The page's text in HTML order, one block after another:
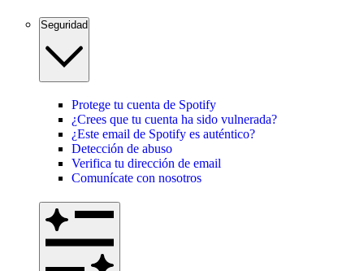
Seguridad
Protege tu cuenta de Spotify
¿Crees que tu cuenta ha sido vulnerada?
¿Este email de Spotify es auténtico?
Detección de abuso
Verifica tu dirección de email
Comunícate con nosotros